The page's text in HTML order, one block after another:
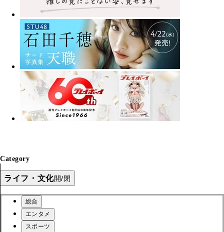
Category
ライフ・文化開/閉
総合
エンタメ
スポーツ